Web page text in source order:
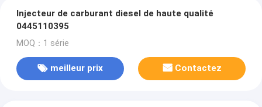
Injecteur de carburant diesel de haute qualité
0445110395
MOQ：1 série
meilleur prix Contactez